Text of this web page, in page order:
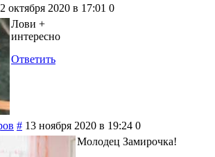
октября 2020 в 17:01 0
Лови +
интересно
Ответить
# 13 ноября 2020 в 19:24 0
Молодец Замирочка!